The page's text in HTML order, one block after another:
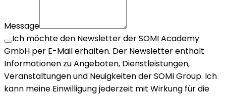
Message
Ich möchte den Newsletter der SOMI Academy
GmbH per E-Mail erhalten. Der Newsletter enthält
Informationen zu Angeboten, Dienstleistungen,
Veranstaltungen und Neuigkeiten der SOMI Group. Ich
kann meine Einwilligung jederzeit mit Wirkung für die